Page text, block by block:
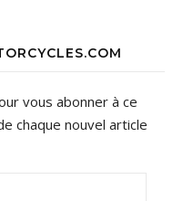
vous abonner à ce
chaque nouvel article